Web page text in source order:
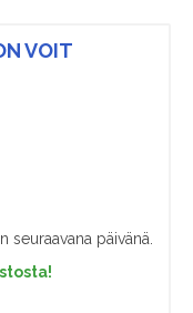
VOIT
seuraavana päivänä.